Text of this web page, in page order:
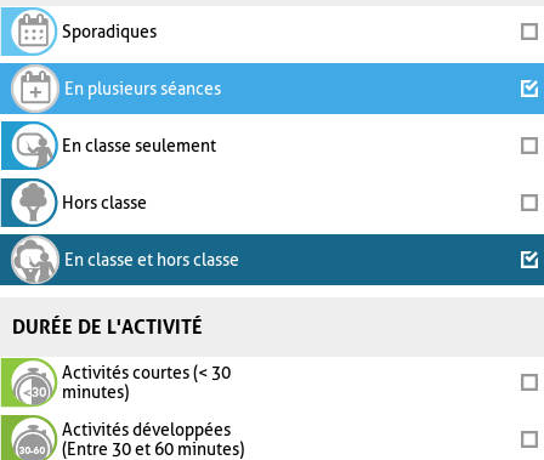
Sporadiques
En plusieurs séances
En classe seulement
Hors classe
En classe et hors classe
DURÉE DE L'ACTIVITÉ
Activités courtes (< 30
minutes)
Activités développées
(Entre 30 et 60 minutes)